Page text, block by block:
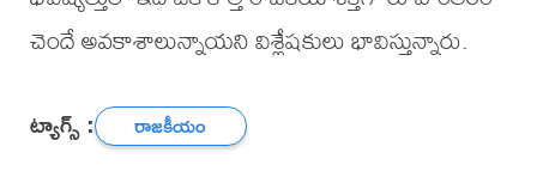
చెందే అవకాశాలున్నాయని విశ్లేషకులు భావిస్తున్నారు.
ట్యాగ్స్ : రాజకీయం